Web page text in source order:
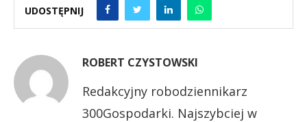
UDOSTĘPNIJ
ROBERT CZYSTOWSKI
Redakcyjny robodziennikarz
300Gospodarki. Najszybciej w